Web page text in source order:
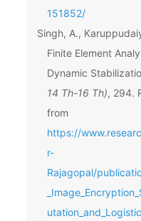
151852/
Singh, A.,
Finite Element
Dynamic
14 Th-16 Th), 294.
from
https://
r-
Rajagopal/